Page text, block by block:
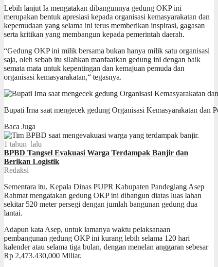
Lebih lanjut Ia mengatakan dibangunnya gedung OKP ini
merupakan bentuk apresiasi kepada organisasi kemasyarakatan dan
kepemudaan yang selama ini terus memberikan inspirasi, gagasan
serta kritikan yang membangun kepada pemerintah daerah.
“Gedung OKP ini milik bersama bukan hanya milik satu organisasi
saja, oleh sebab itu silahkan manfaatkan gedung ini dengan baik
semata mata untuk kepentingan dan kemajuan pemuda dan
organisasi kemasyarakatan,“ tegasnya.
Bupati Irna saat mengecek gedung Organisasi Kemasyarakatan dan
Baca Juga
1 tahun lalu
BPBD Tangsel Evakuasi Warga Terdampak Banjir dan
Berikan Logistik
Redaksi
Sementara itu, Kepala Dinas PUPR Kabupaten Pandeglang Asep
Rahmat mengatakan gedung OKP ini dibangun diatas luas lahan
sekitar 520 meter persegi dengan jumlah bangunan gedung dua
lantai.
Adapun kata Asep, untuk lamanya waktu pelaksanaan
pembangunan gedung OKP ini kurang lebih selama 120 hari
kalender atau selama tiga bulan, dengan menelan anggaran sebesar
Rp 2,473.430,000 Miliar.